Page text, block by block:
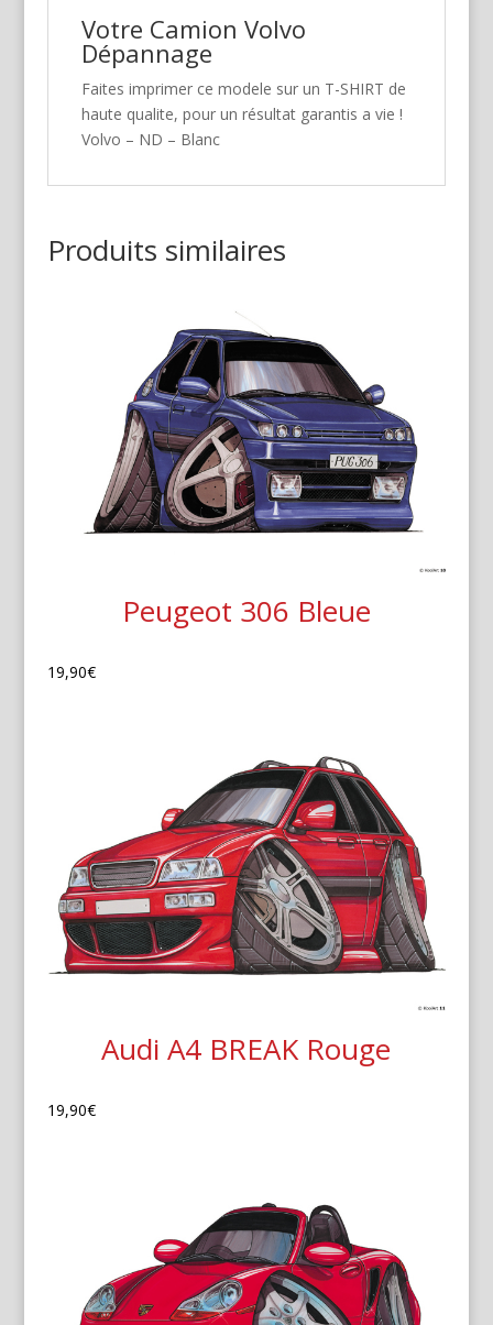
Votre Camion Volvo
Dépannage
Faites imprimer ce modele sur un T-SHIRT de
haute qualite, pour un résultat garantis a vie !
Volvo – ND – Blanc
Produits similaires
Peugeot 306 Bleue
19,90€
Audi A4 BREAK Rouge
19,90€